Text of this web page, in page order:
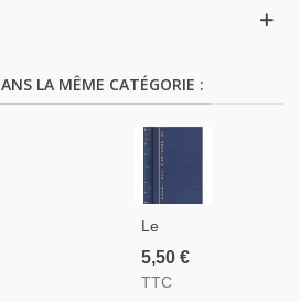
LA MÊME CATÉGORIE :
Le
Dossier
1939-
5,50 €
TTC